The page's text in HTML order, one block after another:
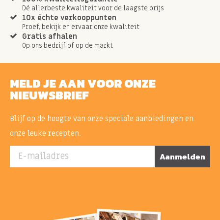
Dé allerbeste kwaliteit voor de laagste prijs
10x échte verkooppunten
Proef, bekijk en ervaar onze kwaliteit
Gratis afhalen
Op ons bedrijf of op de markt
MELD JE AAN VOOR ONZE
NIEUWSBRIEF
Blijf op de hoogte van onze speciale aanbiedingen en
onze leuke recepten.
E-mailadres Aanmelden